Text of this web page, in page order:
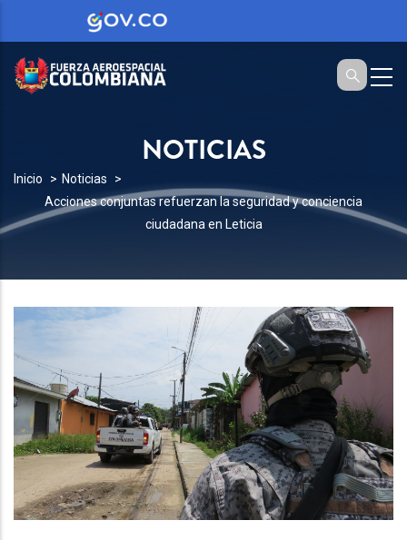
NOTICIAS
SOBRESCRIBIR
ENLACES
DE
A
LA
NAVEGACIÓN
Inicio
Noticias
Acciones conjuntas refuerzan la seguridad y conciencia
ciudadana en Leticia